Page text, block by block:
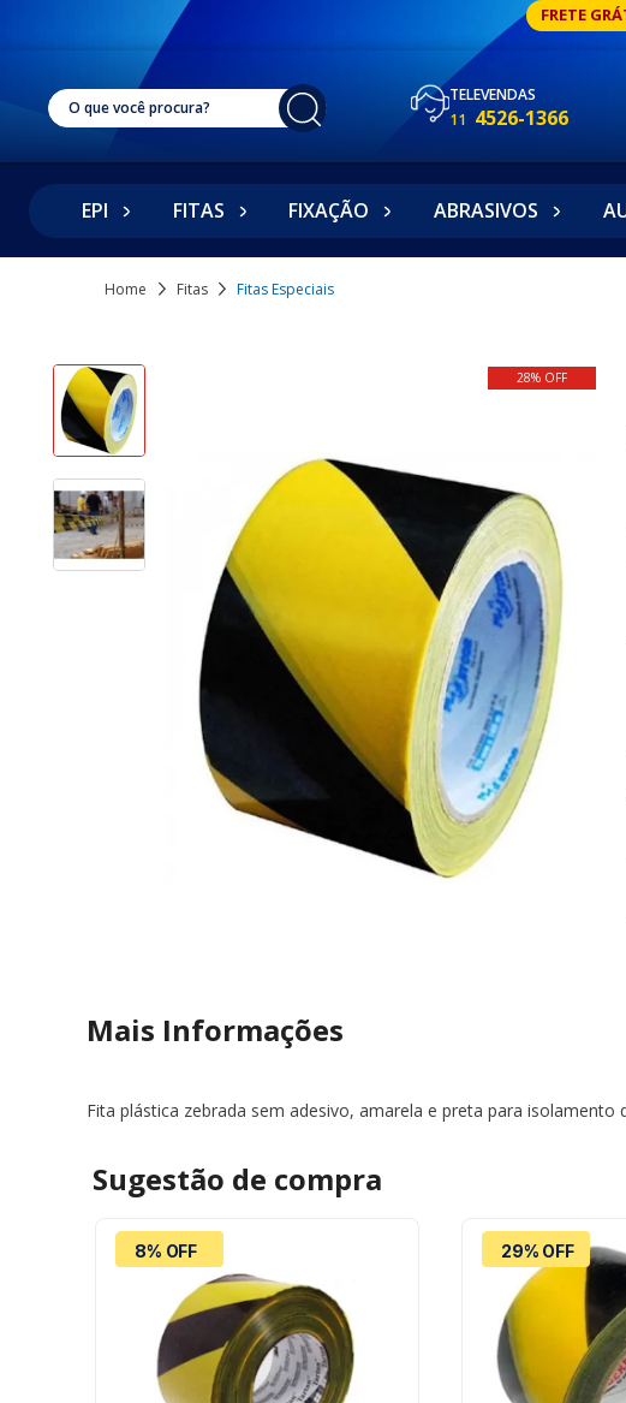
FRETE
TELEVENDAS
11 4526-1366
EPI FITAS FIXAÇÃO ABRASIVOS
Home Fitas Fitas Especiais
28% OFF
Mais Informações
Fita plástica zebrada sem adesivo, amarela e preta para
Sugestão de compra
8% OFF 29% OFF